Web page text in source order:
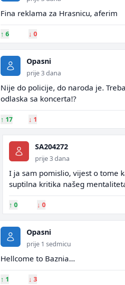
Fina reklama za Hrasnicu, aferim
↑ 6 ↓ 0
Opasni
prije 3 dana
Nije do policije, do naroda je.
odlaska sa koncerta!?
↑ 17 ↓ 1
SA204272
prije 3 dana
I ja sam pomislio, vijest o tome
suptilna kritika našeg
↑ 0 ↓ 0
Opasni
prije 1 sedmicu
Hellcome to Baznia...
↑ 1 ↓ 3